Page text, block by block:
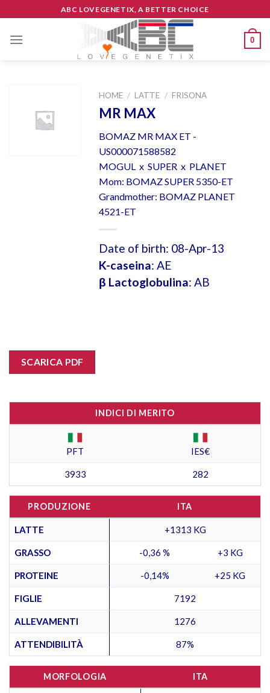
to
content
ABC LOVEGENETIX, A BETTER CHOICE
0
HOME / LATTE / FRISONA
MR MAX
BOMAZ MR MAX ET -
US000071588582
MOGUL x SUPER x PLANET
Mom: BOMAZ SUPER 5350-ET
Grandmother: BOMAZ PLANET
4521-ET
Date of birth: 08-Apr-13
K-caseina: AE
β Lactoglobulina: AB
SCARICA PDF
INDICI DI MERITO
PFT IES€
3933 282
PRODUZIONE ITA
LATTE +1313 KG
GRASSO -0,36 % +3 KG
PROTEINE -0,14% +25 KG
FIGLIE 7192
ALLEVAMENTI 1276
ATTENDIBILITÀ 87%
MORFOLOGIA ITA